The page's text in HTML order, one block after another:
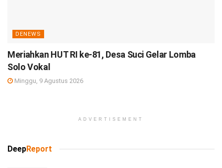
DENEWS
Meriahkan HUT RI ke-81, Desa Suci Gelar Lomba
Solo Vokal
Minggu, 9 Agustus 2026
ADVERTISEMENT
DeepReport